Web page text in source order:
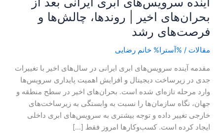
بحران‌های اخیر | روندها، چالش‌ها و
فرصت‌های رشد
مقالات / %آسترا% خانم رضایی
مقدمه آینده سرویس‌های ابری ایرانی در سال‌های اخیر با تغییرات
جدی در زیرساخت دیجیتال و افزایش اهمیت پایداری سرویس‌ها
وارد مرحله تازه‌ای شده است. بحران‌های اخیر در سطح منطقه و
جهان، نگاه سازمان‌ها را نسبت به وابستگی به زیرساخت‌های
خارجی تغییر داده و توجه بیشتری به سرویس‌های ابری داخلی
ایجاد کرده است. کسب‌وکارها امروز فقط […]
و
فرصت‌های
رشد